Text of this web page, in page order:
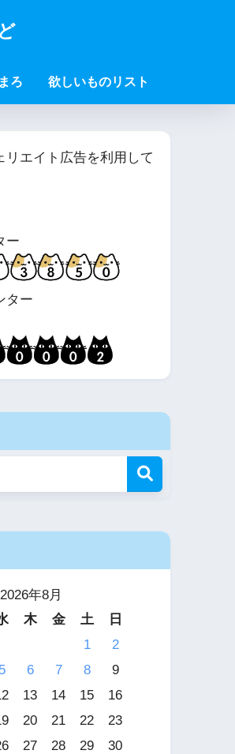
ろ 欲しいものリスト
リエイト広告を利用して
ー
ター
2026年8月
木 金 土
日
1
2
5 6 7 8
9
13 14 15
16
20 21 22
23
27 28 29
30